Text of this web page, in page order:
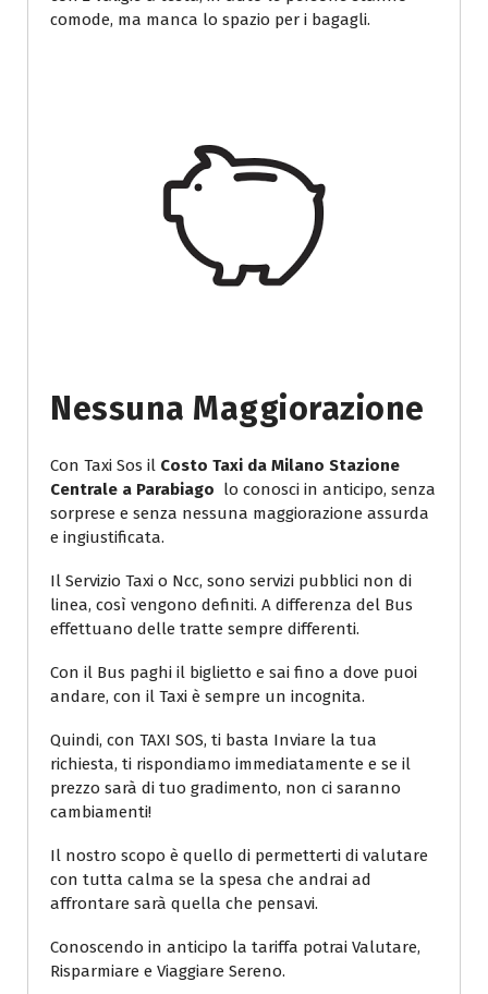
comode, ma manca lo spazio per i bagagli.
Nessuna Maggiorazione
Con Taxi Sos il Costo Taxi da Milano Stazione
Centrale a Parabiago lo conosci in anticipo, senza
sorprese e senza nessuna maggiorazione assurda
e ingiustificata.
Il Servizio Taxi o Ncc, sono servizi pubblici non di
linea, così vengono definiti. A differenza del Bus
effettuano delle tratte sempre differenti.
Con il Bus paghi il biglietto e sai fino a dove puoi
andare, con il Taxi è sempre un incognita.
Quindi, con TAXI SOS, ti basta Inviare la tua
richiesta, ti rispondiamo immediatamente e se il
prezzo sarà di tuo gradimento, non ci saranno
cambiamenti!
Il nostro scopo è quello di permetterti di valutare
con tutta calma se la spesa che andrai ad
affrontare sarà quella che pensavi.
Conoscendo in anticipo la tariffa potrai Valutare,
Risparmiare e Viaggiare Sereno.